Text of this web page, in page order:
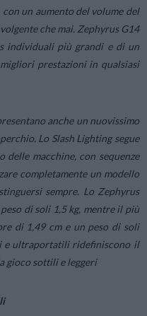
un aumento del volume del
che mai. Zephyrus G14
individuali più grandi e di un
prestazioni in qualsiasi
anche un nuovissimo
Lo Slash Lighting segue
macchine, con sequenze
completamente un modello
sempre. Lo Zephyrus
di soli 1,5 kg, mentre il più
di 1,49 cm e un peso di soli
e ultraportatili ridefiniscono il
gioco sottili e leggeri